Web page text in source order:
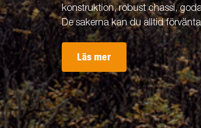
konstruktion, robust chassi,
De sakerna kan du alltid
Läs mer